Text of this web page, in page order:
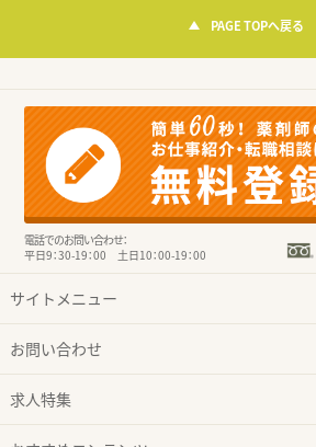
PAGE TOPへ戻る
電話でのお問い合わせ：
平日9：30-19：00 土日10：00-19：00
サイトメニュー
お問い合わせ
求人特集